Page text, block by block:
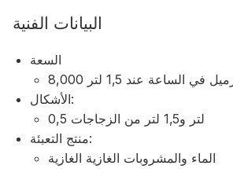
البيانات الفنية
السعة
برميل في الساعة عند 1,5 لتر
الأشكال:
0,5 لتر و1,5 لتر من الزجاجات
منتج التعبئة:
الماء والمشروبات الغازية الغازية